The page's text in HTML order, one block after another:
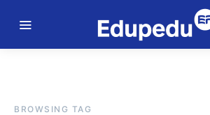
BROWSING TAG